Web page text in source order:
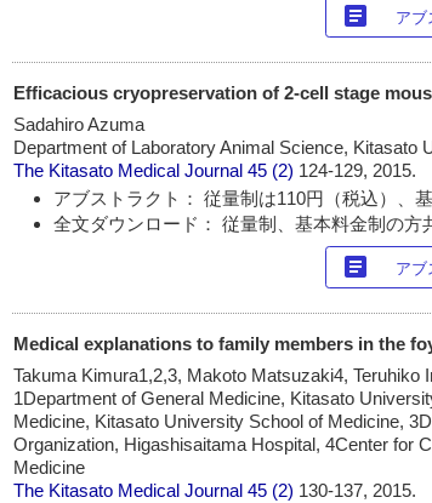
article アブ
Efficacious cryopreservation of 2-cell stage
Sadahiro Azuma
Department of Laboratory Animal Science, Kitasato
The Kitasato Medical Journal 45 (2) 124-129, 2015.
アブストラクト： 従量制は110円（税込）、
全文ダウンロード： 従量制、基本料金制の方
article アブ
Medical explanations to family members in the
Takuma Kimura1,2,3, Makoto Matsuzaki4, Teruhiko
1Department of General Medicine, Kitasato
Medicine, Kitasato University School of Medicine,
Organization, Higashisaitama Hospital, 4Center for
Medicine
The Kitasato Medical Journal 45 (2) 130-137, 2015.